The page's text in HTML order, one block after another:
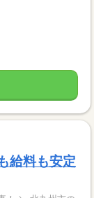
給料も安定